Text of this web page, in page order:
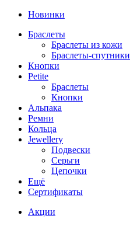
Новинки
Браслеты
Браслеты из кожи
Браслеты-спутники
Кнопки
Petite
Браслеты
Кнопки
Альпака
Ремни
Кольца
Jewellery
Подвески
Серьги
Цепочки
Ещё
Сертификаты
Акции